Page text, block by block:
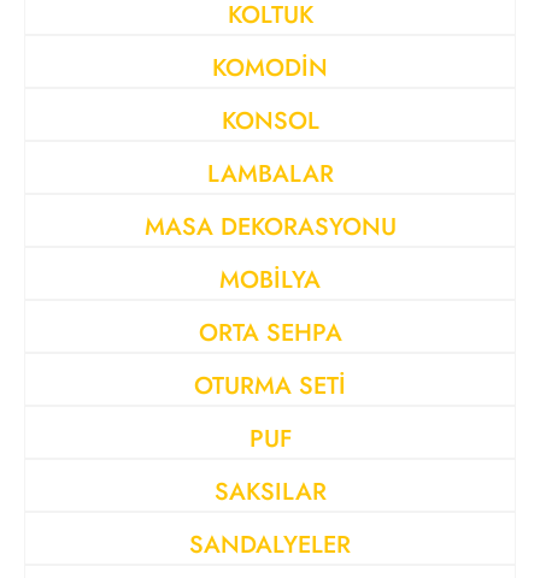
KOLTUK
KOMODİN
KONSOL
LAMBALAR
MASA DEKORASYONU
MOBİLYA
ORTA SEHPA
OTURMA SETİ
PUF
SAKSILAR
SANDALYELER